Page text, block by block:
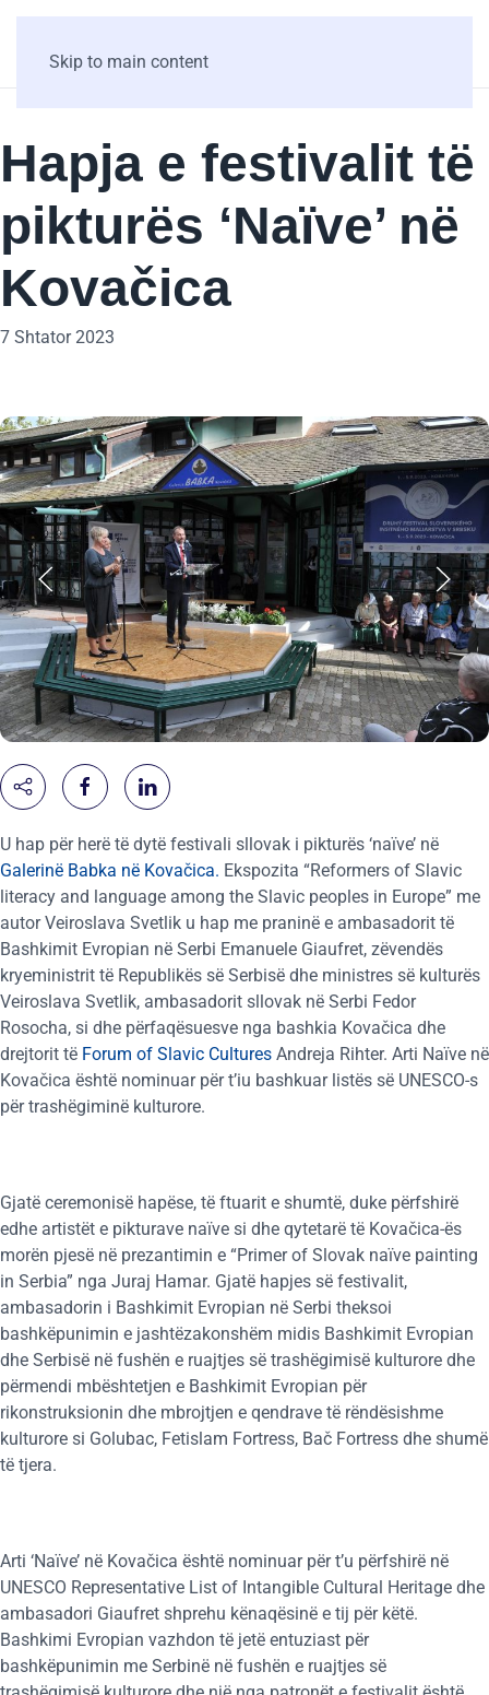
Skip to main content
Hapja e festivalit të
pikturës ‘Naïve’ në
Kovačica
7 Shtator 2023
U hap për herë të dytë festivali sllovak i pikturës ‘naïve’ në
Galerinë Babka në Kovačica. Ekspozita “Reformers of Slavic
literacy and language among the Slavic peoples in Europe” me
autor Veiroslava Svetlik u hap me praninë e ambasadorit të
Bashkimit Evropian në Serbi Emanuele Giaufret, zëvendës
kryeministrit të Republikës së Serbisë dhe ministres së kulturës
Veiroslava Svetlik, ambasadorit sllovak në Serbi Fedor
Rosocha, si dhe përfaqësuesve nga bashkia Kovačica dhe
drejtorit të Forum of Slavic Cultures Andreja Rihter. Arti Naïve në
Kovačica është nominuar për t’iu bashkuar listës së UNESCO-s
për trashëgiminë kulturore.
Gjatë ceremonisë hapëse, të ftuarit e shumtë, duke përfshirë
edhe artistët e pikturave naïve si dhe qytetarë të Kovačica-ës
morën pjesë në prezantimin e “Primer of Slovak naïve painting
in Serbia” nga Juraj Hamar. Gjatë hapjes së festivalit,
ambasadorin i Bashkimit Evropian në Serbi theksoi
bashkëpunimin e jashtëzakonshëm midis Bashkimit Evropian
dhe Serbisë në fushën e ruajtjes së trashëgimisë kulturore dhe
përmendi mbështetjen e Bashkimit Evropian për
rikonstruksionin dhe mbrojtjen e qendrave të rëndësishme
kulturore si Golubac, Fetislam Fortress, Bač Fortress dhe shumë
të tjera.
Arti ‘Naïve’ në Kovačica është nominuar për t’u përfshirë në
UNESCO Representative List of Intangible Cultural Heritage dhe
ambasadori Giaufret shprehu kënaqësinë e tij për këtë.
Bashkimi Evropian vazhdon të jetë entuziast për
bashkëpunimin me Serbinë në fushën e ruajtjes së